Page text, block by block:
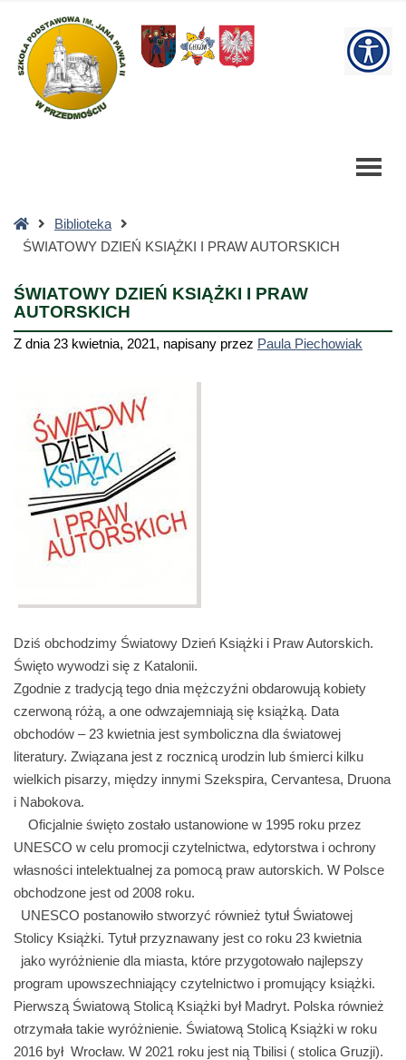
DZIEŃ
KSIĄŻKI
PRAW
AUTORSKICH
Strona
główna
Biblioteka
ŚWIATOWY DZIEŃ KSIĄŻKI I PRAW AUTORSKICH
ŚWIATOWY DZIEŃ KSIĄŻKI I PRAW
AUTORSKICH
Z dnia 23 kwietnia, 2021, napisany przez Paula Piechowiak
Dziś obchodzimy Światowy Dzień Książki i Praw Autorskich.
Święto wywodzi się z Katalonii.
Zgodnie z tradycją tego dnia mężczyźni obdarowują kobiety
czerwoną różą, a one odwzajemniają się książką. Data
obchodów – 23 kwietnia jest symboliczna dla światowej
literatury. Związana jest z rocznicą urodzin lub śmierci kilku
wielkich pisarzy, między innymi Szekspira, Cervantesa, Druona
i Nabokova.
Oficjalnie święto zostało ustanowione w 1995 roku przez
UNESCO w celu promocji czytelnictwa, edytorstwa i ochrony
własności intelektualnej za pomocą praw autorskich. W Polsce
obchodzone jest od 2008 roku.
UNESCO postanowiło stworzyć również tytuł Światowej
Stolicy Książki. Tytuł przyznawany jest co roku 23 kwietnia
jako wyróżnienie dla miasta, które przygotowało najlepszy
program upowszechniający czytelnictwo i promujący książki.
Pierwszą Światową Stolicą Książki był Madryt. Polska również
otrzymała takie wyróżnienie. Światową Stolicą Książki w roku
2016 był Wrocław. W 2021 roku jest nią Tbilisi ( stolica Gruzji).